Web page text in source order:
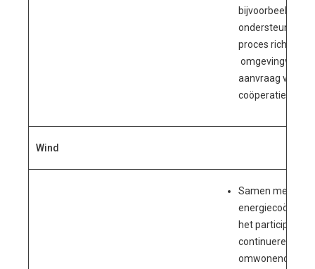
bijvoorbeeld te
ondersteunen bij
proces richting
aanvraag voor
coöperatief
Wind
Samen met
het
continueren met
omwonenden